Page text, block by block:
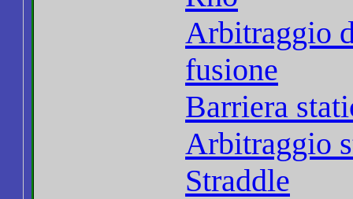
Arbitraggio
fusione
Barriera
Arbitraggio
Straddle